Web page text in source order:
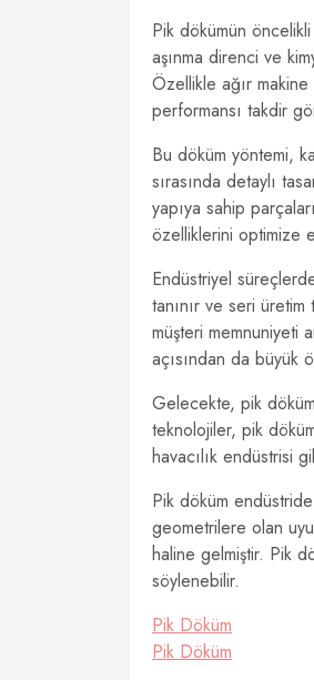
Pik dökümün
aşınma direnci ve
Özellikle ağır
performansı takdir
Bu döküm yöntemi,
sırasında detaylı
yapıya sahip
özelliklerini optimize
Endüstriyel
tanınır ve seri
müşteri memnuniyeti
açısından da büyük
Gelecekte, pik
teknolojiler, pik
havacılık endüstrisi
Pik döküm
geometrilere olan
haline gelmiştir. Pik
söylenebilir.
Pik Döküm
Pik Döküm